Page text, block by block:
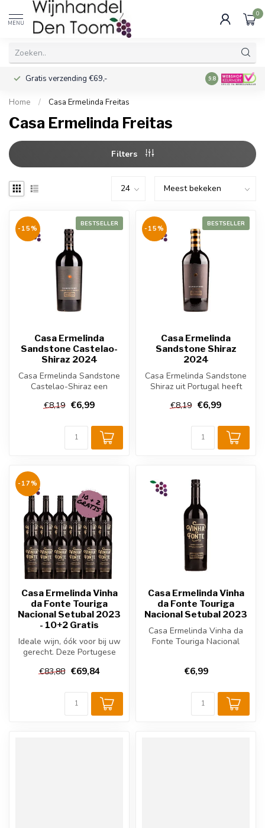
MENU
0
Gratis verzending €69,- Voor 16:00
9.8
Home / Casa Ermelinda Freitas
Casa Ermelinda Freitas
Filters
BESTSELLER
-15%
Casa Ermelinda
Sandstone Castelao-
Shiraz 2024
Casa Ermelinda Sandstone
Castelao-Shiraz een
tanni...
€8,19 €6,99
BESTSELLER
-15%
Casa Ermelinda
Sandstone Shiraz
2024
Casa Ermelinda Sandstone
Shiraz uit Portugal heeft
€8,19 €6,99
-17%
Casa Ermelinda Vinha
da Fonte Touriga
Nacional Setubal 2023
- 10+2 Gratis
Ideale wijn, óók voor bij uw
gerecht. Deze Portugese
gepr...
€83,88 €69,84
Casa Ermelinda Vinha
da Fonte Touriga
Nacional Setubal 2023
Casa Ermelinda Vinha da
Fonte Touriga Nacional
€6,99